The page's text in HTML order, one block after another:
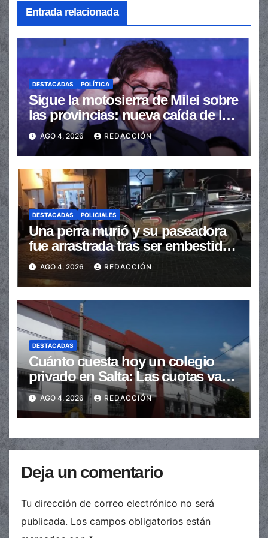
Entrada relacionada
DESTACADAS POLÍTICA
Sigue la motosierra de Milei sobre
las provincias: nueva caída de las
transferencias no automáticas
AGO 4, 2026 REDACCIÓN
DESTACADAS POLICIALES
Una perra murió y su paseadora
fue arrastrada tras ser embestidas
en la senda peatonal
AGO 4, 2026 REDACCIÓN
DESTACADAS
Cuánto cuesta hoy un colegio
privado en Salta: Las cuotas van
de $110.000 a más de $600.000
AGO 4, 2026 REDACCIÓN
Deja un comentario
Tu dirección de correo electrónico no será
publicada. Los campos obligatorios están